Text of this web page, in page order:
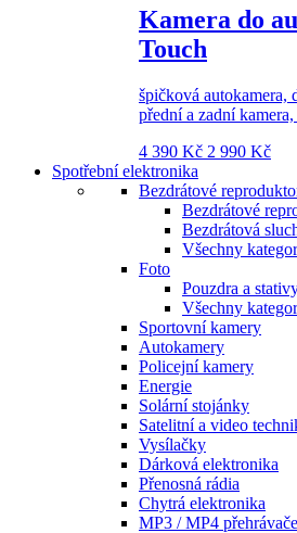
Kamera do
Touch
špičková autokamera,
přední a zadní
4 390 Kč 2 990 Kč
Spotřební elektronika
Bezdrátové
Bezdrátové
Bezdrátová
Všechny
Foto
Pouzdra a
Všechny
Sportovní kamery
Autokamery
Policejní kamery
Energie
Solární stojánky
Satelitní a video
Vysílačky
Dárková elektronika
Přenosná rádia
Chytrá elektronika
MP3 / MP4 přehrávače